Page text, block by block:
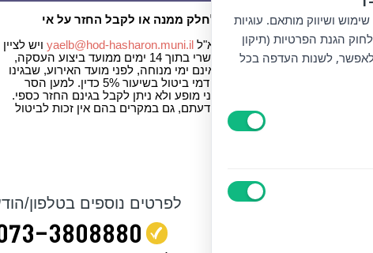
במלואה ולא ניתן להירשם לחלק ממנה או לקבל החזר על אי
לבצע באמצעות הודעה בכתב לדוא"ל yaelb@hod-hasharon.muni.ilויש לציין
את מספר ההזמנה שברצונך לבטל. ביטול עסקה אפשרי בתוך 14 ימים ממועד ביצוע העסקה,
ובתנאי שהביטול ייעשה עד לא יאוחר מ – 7 ימים, שאינם ימי מנוחה, לפני מועד האירוע, שבגינו
התבצעה העסקה. בכל מקרה של ביטול עסקה ייגבו דמי ביטול בשיעור 5% כדין. למען הסר
ספק, לא ניתן לבטל כרטיסים שנקנו 7 ימי עסקים לפני מופע ולא ניתן לקבל בגינם החזר כספי.
לאשר ולבצע זיכוי לפי שיקול דעתם, גם במקרים בהם אין זכות לביטול
לפרטים נוספים בטלפון/
‬3808880
ושיווק מותאם. עוגיות
הגנת הפרטיות (תיקון
לאפשר, לשנות העדפה בכל